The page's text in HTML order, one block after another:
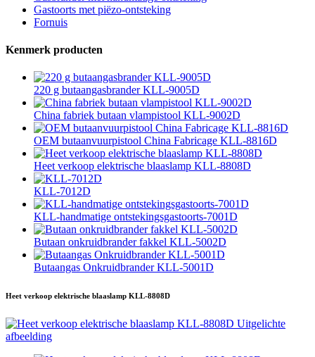
Gastoorts met piëzo-ontsteking
Fornuis
Kenmerk producten
220 g butaangasbrander KLL-9005D
China fabriek butaan vlampistool KLL-9002D
OEM butaanvuurpistool China Fabricage KLL-8816D
Heet verkoop elektrische blaaslamp KLL-8808D
KLL-7012D
KLL-handmatige ontstekingsgastoorts-7001D
Butaan onkruidbrander fakkel KLL-5002D
Butaangas Onkruidbrander KLL-5001D
Heet verkoop elektrische blaaslamp KLL-8808D